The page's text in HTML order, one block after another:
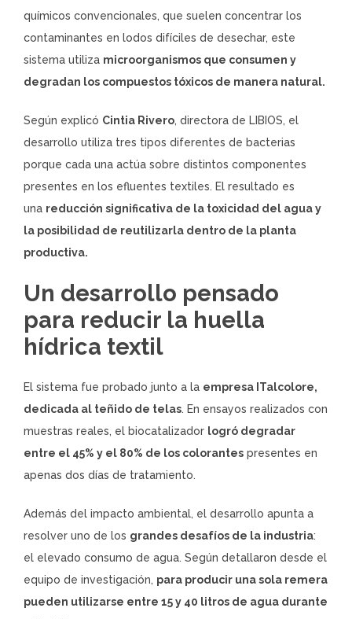
químicos convencionales, que suelen concentrar los
contaminantes en lodos difíciles de desechar, este
sistema utiliza microorganismos que consumen y
degradan los compuestos tóxicos de manera natural.
Según explicó Cintia Rivero, directora de LIBIOS, el
desarrollo utiliza tres tipos diferentes de bacterias
porque cada una actúa sobre distintos componentes
presentes en los efluentes textiles. El resultado es
una reducción significativa de la toxicidad del agua y
la posibilidad de reutilizarla dentro de la planta
productiva.
Un desarrollo pensado
para reducir la huella
hídrica textil
El sistema fue probado junto a la empresa ITalcolore,
dedicada al teñido de telas. En ensayos realizados con
muestras reales, el biocatalizador logró degradar
entre el 45% y el 80% de los colorantes presentes en
apenas dos días de tratamiento.
Además del impacto ambiental, el desarrollo apunta a
resolver uno de los grandes desafíos de la industria:
el elevado consumo de agua. Según detallaron desde el
equipo de investigación, para producir una sola remera
pueden utilizarse entre 15 y 40 litros de agua durante